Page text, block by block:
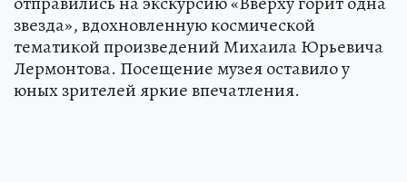
звезда», вдохновленную космической
тематикой произведений Михаила Юрьевича
Лермонтова. Посещение музея оставило у
юных зрителей яркие впечатления.